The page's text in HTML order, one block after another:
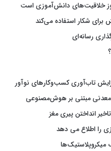
خلاقیت‌های دانش‌آموزی است
برای شکار استفاده می‌کند
رسانه‌ای
تاب‌آوری کسب‌وکارهای نوآور
معدنی مبتنی بر هوش‌مصنوعی
انداختن پیری مغز
را اطلاع می دهد
میکروپلاستیک‌ها